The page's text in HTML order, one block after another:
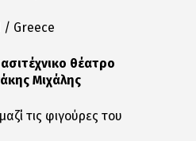
/ Greece
θέατρο
Μιχάλης
τις φιγούρες του